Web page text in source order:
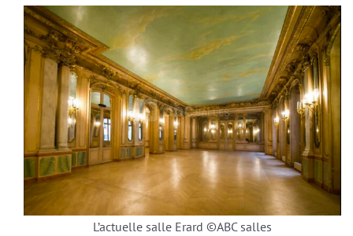
L’actuelle salle Erard ©ABC salles